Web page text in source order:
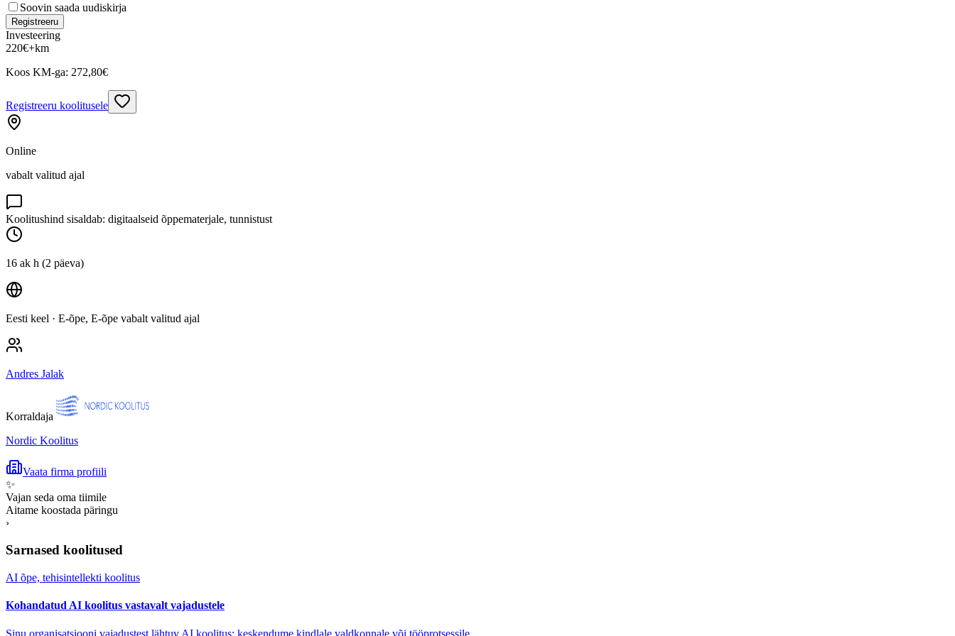
Soovin saada uudiskirja
Registreeru
Investeering
220€+km
Koos KM-ga: 272,80€
Registreeru koolitusele
Online
vabalt valitud ajal
Koolitushind sisaldab: digitaalseid õppematerjale, tunnistust
16 ak h (2 päeva)
Eesti keel · E-õpe, E-õpe vabalt valitud ajal
Andres Jalak
Korraldaja
Nordic Koolitus
Vaata firma profiili
✨
Vajan seda oma tiimile
Aitame koostada päringu
›
Sarnased koolitused
AI õpe, tehisintellekti koolitus
Kohandatud AI koolitus vastavalt vajadustele
Sinu organisatsiooni vajadustest lähtuv AI koolitus: keskendume kindlale valdkonnale või tööprotsessile.